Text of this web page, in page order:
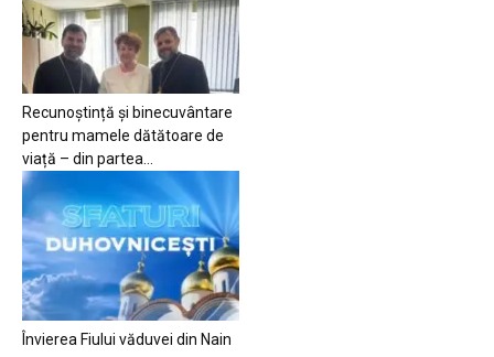
Recunoștință și binecuvântare
pentru mamele dătătoare de
viață – din partea...
Învierea Fiului văduvei din Nain